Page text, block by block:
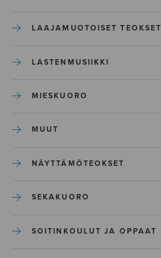
LAAJAMUOTOISET TEOKSET
LASTENMUSIIKKI
MIESKUORO
MUUT
NÄYTTÄMÖTEOKSET
SEKAKUORO
SOITINKOULUT JA OPPAAT